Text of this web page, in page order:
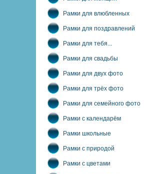
Рамки для влюбленных
Рамки для поздравлений
Рамки для тебя...
Рамки для свадьбы
Рамки для двух фото
Рамки для трёх фото
Рамки для семейного фото
Рамки с календарём
Рамки школьные
Рамки с природой
Рамки с цветами